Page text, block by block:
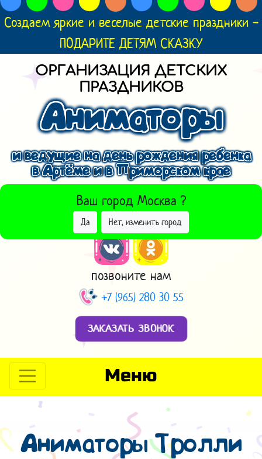
Создаем яркие и веселые детские праздники -
ПОДАРИТЕ ДЕТЯМ СКАЗКУ
ОРГАНИЗАЦИЯ ДЕТСКИХ
ПРАЗДНИКОВ
Аниматоры
и ведущие на день рождения ребенка
в Артёме и в Приморском крае
Ваш город Москва ?
Да Нет, изменить город
ВЫБРАТЬ ДРУГОЙ ГОРОД
позвоните нам
+7 (965) 280 30 55
ЗАКАЗАТЬ ЗВОНОК
Меню
Аниматоры Тролли